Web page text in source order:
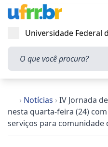
Abrir menu
Universidade Federal
O que você procura?
› Notícias › IV Jornada
nesta quarta-feira (24)
serviços para comunidade